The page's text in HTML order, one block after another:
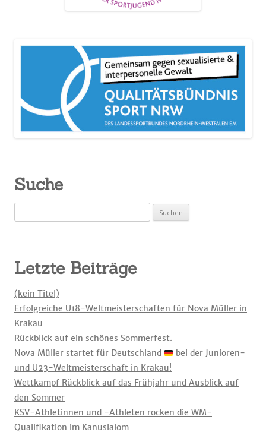
Suche
nach:
Letzte Beiträge
(kein Titel)
Erfolgreiche U18-Weltmeisterschaften für Nova Müller in
Krakau
Rückblick auf ein schönes Sommerfest.
Nova Müller startet für Deutschland
bei der Junioren-
und U23-Weltmeisterschaft in Krakau!
Wettkampf Rückblick auf das Frühjahr und Ausblick auf
den Sommer
KSV-Athletinnen und -Athleten rocken die WM-
Qualifikation im Kanuslalom